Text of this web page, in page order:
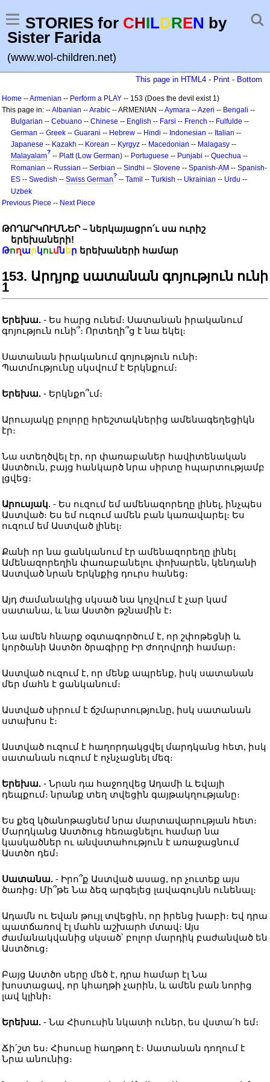
STORIES for CHILDREN by
Sister Farida
(www.wol-children.net)
This page in HTML4 - Print - Bottom
Home --Armenian -- Perform a PLAY -- 153 (Does the devil exist 1)
This page in: --Albanian --Arabic -- ARMENIAN --Aymara --Azeri -- Bengali --
Bulgarian -- Cebuano -- Chinese -- English -- Farsi -- French -- Fulfulde --
German -- Greek -- Guarani -- Hebrew -- Hindi -- Indonesian -- Italian --
Japanese -- Kazakh -- Korean -- Kyrgyz -- Macedonian -- Malagasy --
Malayalam? -- Platt (Low German) -- Portuguese -- Punjabi -- Quechua --
Romanian -- Russian -- Serbian -- Sindhi -- Slovene -- Spanish-AM -- Spanish-
ES -- Swedish -- Swiss German? -- Tamil -- Turkish -- Ukrainian -- Urdu --
Uzbek
Previous Piece -- Next Piece
ԹՈՂԱՐԿՈՒՄՆԵՐ – ներկայացրո՛ւ սա ուրիշ
երեխաների!
Թողարկումներ երեխաների համար
153. Արդյոք սատանան գոյություն ունի
1
Երեխա. - Ես հարց ունեմ։ Սատանան իրականում
գոյություն ունի՞։ Որտեղի՞ց է նա եկել։
Սատանան իրականում գոյություն ունի։
Պատմությունը սկսվում է Երկնքում։
Երեխա. - Երկնքո՞ւմ։
Արուսյակը բոլորը հրեշտակներից ամենագեղեցիկն
էր։
Նա ստեղծվել էր, որ փառաբաներ հավիտենական
Աստծուն, բայց հանկարծ նրա սիրտը հպարտությամբ
լցվեց։
Արուսյակ. - Ես ուզում եմ ամենազորեղը լինել, ինչպես
Աստված։ Ես եմ ուզում ամեն բան կառավարել։ Ես
ուզում եմ Աստված լինել։
Քանի որ նա ցանկանում էր ամենազորեղը լինել
Ամենազորեղին փառաբանելու փոխարեն, կենդանի
Աստված նրան Երկնքից դուրս հանեց։
Այդ ժամանակից սկսած նա կոչվում է չար կամ
սատանա, և նա Աստծո թշնամին է։
Նա ամեն հնարք օգտագործում է, որ շփոթեցնի և
կործանի Աստծո ծրագիրը Իր ժողովրդի համար։
Աստված ուզում է, որ մենք ապրենք, իսկ սատանան
մեր մահն է ցանկանում։
Աստված սիրում է ճշմարտությունը, իսկ սատանան
ստախոս է։
Աստված ուզում է հաղորդակցվել մարդկանց հետ, իսկ
սատանան ուզում է ոչնչացնել մեզ։
Երեխա. - Նրան դա հաջողվեց Ադամի և Եվայի
դեպքում։ նրանք տեղ տվեցին գայթակղությանը։
Ես քեզ կծանոթացնեմ նրա մարտավարության հետ։
Մարդկանց Աստծուց հեռացնելու համար նա
կասկածներ ու անվստահություն է առաջացնում
Աստծո դեմ։
Սատանա. - Իրո՞ք Աստված ասաց, որ չուտեք այս
ծառից։ Մի՞թե Նա ձեզ արգելեց լավագույնն ունենալ։
Ադամն ու Եվան թույլ տվեցին, որ իրենց խաբի։ Եվ դրա
պատճառով էլ մահն աշխարհ մտավ։ Այս
ժամանակվանից սկսած՝ բոլոր մարդիկ բաժանված են
Աստծուց։
Բայց Աստծո սերը մեծ է, դրա համար էլ Նա
խոստացավ, որ կհաղթի չարին, և ամեն բան նորից
լավ կլինի։
Երեխա. - Նա Հիսուսին նկատի ուներ, ես վստա՛հ եմ։
Ճի՛շտ ես։ Հիսուսը հաղթող է։ Սատանան դողում է
Նրա անունից։